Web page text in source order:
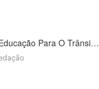
Para O Trânsi…